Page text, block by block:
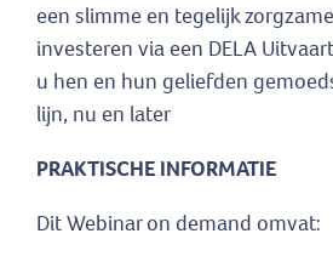
een slimme en tegelijk
investeren via een DELA
u hen en hun geliefden
lijn, nu en later
PRAKTISCHE INFORMATIE
Dit Webinar on demand omvat: